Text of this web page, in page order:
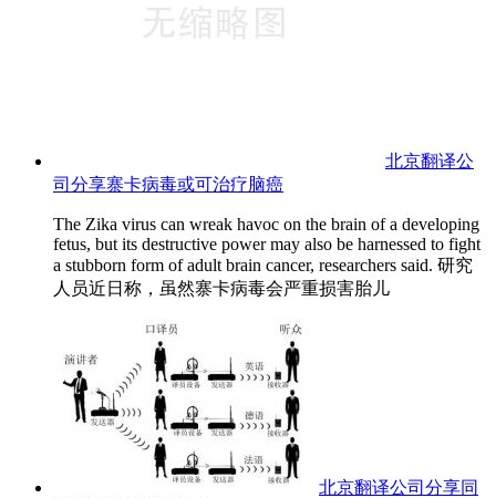
北京翻译公
司分享寨卡病毒或可治疗脑癌
The Zika virus can wreak havoc on the brain of a developing
fetus, but its destructive power may also be harnessed to fight
a stubborn form of adult brain cancer, researchers said. 研究
人员近日称，虽然寨卡病毒会严重损害胎儿
北京翻译公司分享同